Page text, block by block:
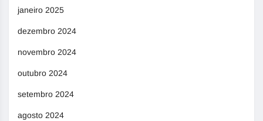
janeiro 2025
dezembro 2024
novembro 2024
outubro 2024
setembro 2024
agosto 2024